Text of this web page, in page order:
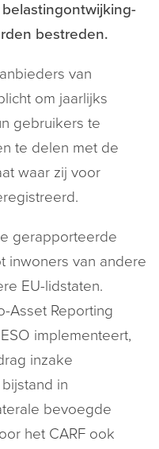
bestreden.
van
om jaarlijks
gebruikers te
te delen met de
waar zij voor
gerapporteerde
inwoners van andere
EU-lidstaten.
Asset Reporting
implementeert,
inzake
in
bevoegde
het CARF ook